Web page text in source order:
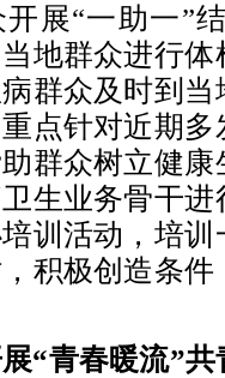
展“一助一”
地群众进行
群众及时到
点针对近期
群众树立健
生业务骨干
训活动，培
积极创造条
“青春暖流”